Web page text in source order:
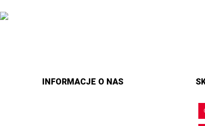
INFORMACJE O NAS